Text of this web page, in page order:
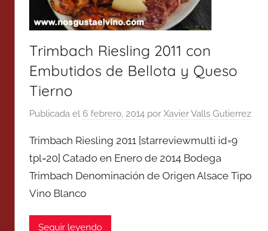
Trimbach Riesling 2011 con
Embutidos de Bellota y Queso
Tierno
Publicada el 6 febrero, 2014 por Xavier Valls Gutierrez
Trimbach Riesling 2011 [starreviewmulti id=9
tpl=20] Catado en Enero de 2014 Bodega
Trimbach Denominación de Origen Alsace Tipo
Vino Blanco
Seguir leyendo